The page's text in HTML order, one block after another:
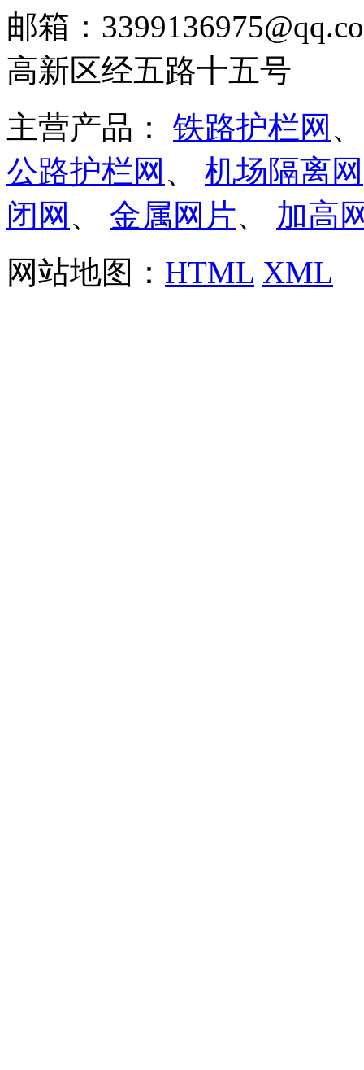
邮箱：
高新区经五路十五号
主营产品： 铁路护栏网
公路护栏网 、 机场隔离网
闭网 、 金属网片、 加高
网站地图： HTML XML